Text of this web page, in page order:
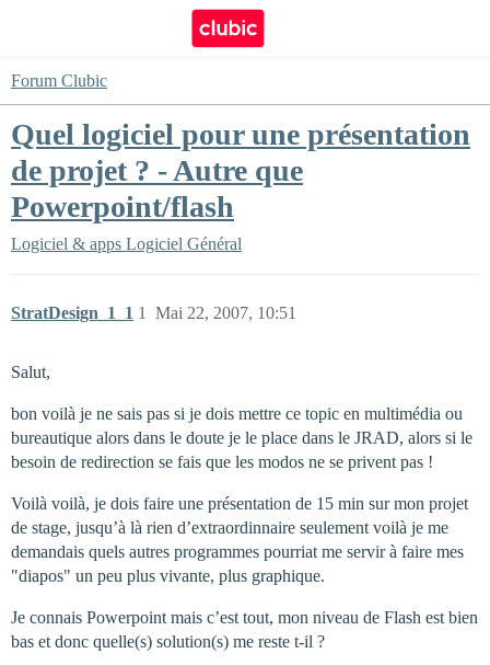
Forum Clubic
Quel logiciel pour une présentation
de projet ? - Autre que
Powerpoint/flash
Logiciel & apps Logiciel Général
StratDesign_1_1 Mai 22, 2007, 10:51
1
Salut,
bon voilà je ne sais pas si je dois mettre ce topic en multimédia ou
bureautique alors dans le doute je le place dans le JRAD, alors si le
besoin de redirection se fais que les modos ne se privent pas !
Voilà voilà, je dois faire une présentation de 15 min sur mon projet
de stage, jusqu’à là rien d’extraordinnaire seulement voilà je me
demandais quels autres programmes pourriat me servir à faire mes
"diapos" un peu plus vivante, plus graphique.
Je connais Powerpoint mais c’est tout, mon niveau de Flash est bien
bas et donc quelle(s) solution(s) me reste t-il ?